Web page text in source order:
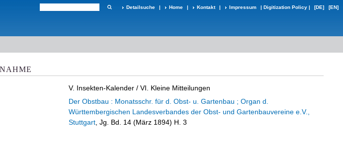
Detailsuche | Home | Kontakt | Impressum | Digitization Policy | [DE] [EN]
V. Insekten-Kalender / VI. Kleine Mitteilungen
Der Obstbau : Monatsschr. für d. Obst- u. Gartenbau ; Organ d.
Württembergischen Landesverbandes der Obst- und Gartenbauvereine e.V.,
Stuttgart , Jg. Bd. 14 (März 1894) H. 3